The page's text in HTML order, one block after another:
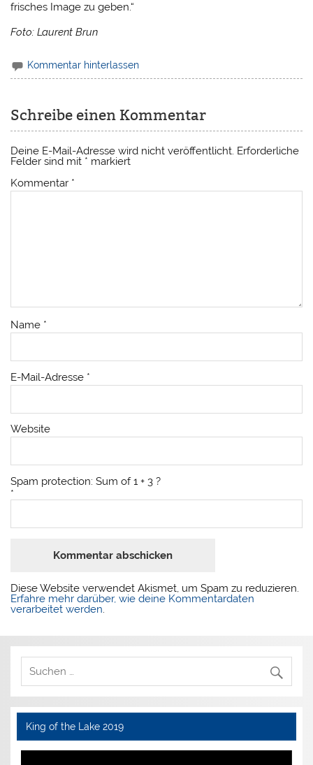
frisches Image zu geben.“
Foto: Laurent Brun
Kommentar hinterlassen
Schreibe einen Kommentar
Deine E-Mail-Adresse wird nicht veröffentlicht. Erforderliche
Felder sind mit * markiert
Kommentar *
Name *
E-Mail-Adresse *
Website
Spam protection: Sum of 1 + 3 ?
*
Diese Website verwendet Akismet, um Spam zu reduzieren.
Erfahre mehr darüber, wie deine Kommentardaten
verarbeitet werden
King of the Lake 2019
Video-